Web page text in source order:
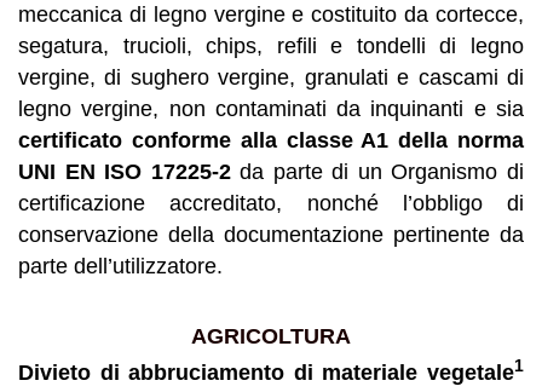
meccanica di legno vergine e costituito da cortecce,
segatura, trucioli, chips, refili e tondelli di legno
vergine, di sughero vergine, granulati e cascami di
legno vergine, non contaminati da inquinanti e sia
certificato conforme alla classe A1 della norma
UNI EN ISO 17225-2 da parte di un Organismo di
certificazione accreditato, nonché l’obbligo di
conservazione della documentazione pertinente da
parte dell’utilizzatore.
AGRICOLTURA
Divieto di abbruciamento di materiale vegetale1